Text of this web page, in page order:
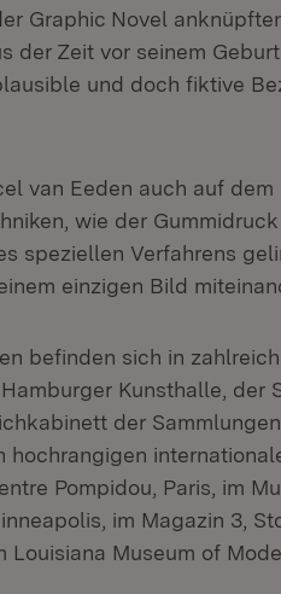
Graphic Novel
der Zeit vor seinem
und doch fiktive
van Eeden auch auf dem
wie der Gummidruck
speziellen Verfahrens
einzigen Bild
befinden sich in
Kunsthalle, der
der
hochrangigen
Pompidou, Paris, im
im Magazin 3,
Louisiana Museum of